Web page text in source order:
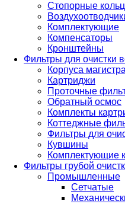
Стопорные
Комплектующие
Компенсаторы
Кронштейны
Фильтры для очистки
Корпуса
Картриджи
Проточные
Обратный осмос
Комплекты
Коттеджные
Фильтры для
Кувшины
Комплектующие
Фильтры грубой
Промышленные
Сетчатые